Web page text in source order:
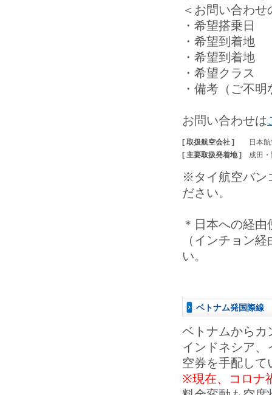
＜お問い合わ
・希望搭乗日
・希望到着地
・希望到着地
・希望クラス
・備考（ご不
お問い合わせは
[ 取扱航空会社 ]
日本
[ 主要取扱発着地 ]
成田
※タイ航空バン
ださい。
＊日本への経
（インチョン
い。
ベトナム発国際線
ベトナムからカ
インドネシア
空券を手配して
※現在、コロナ